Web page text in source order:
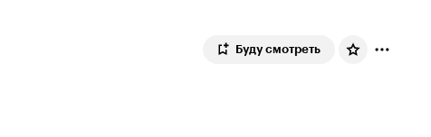
Буду смотреть